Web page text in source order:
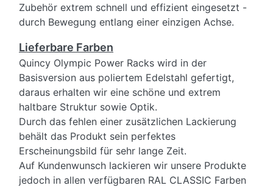
Zubehör extrem schnell und effizient eingesetzt -
durch Bewegung entlang einer einzigen Achse.
Lieferbare Farben
Quincy Olympic Power Racks wird in der
Basisversion aus poliertem Edelstahl gefertigt,
daraus erhalten wir eine schöne und extrem
haltbare Struktur sowie Optik.
Durch das fehlen einer zusätzlichen Lackierung
behält das Produkt sein perfektes
Erscheinungsbild für sehr lange Zeit.
Auf Kundenwunsch lackieren wir unsere Produkte
jedoch in allen verfügbaren RAL CLASSIC Farben